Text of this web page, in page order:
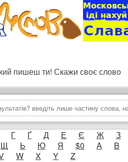
пишеш ти! Скажи своє слово
Г Ґ Д Е Є Ж З
Щ Ь Ю Я $0 A B
W X Y Z